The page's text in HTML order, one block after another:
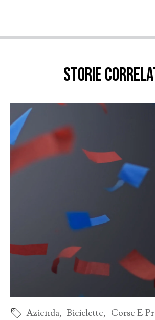
Storie
Azienda, Biciclette, Corse E